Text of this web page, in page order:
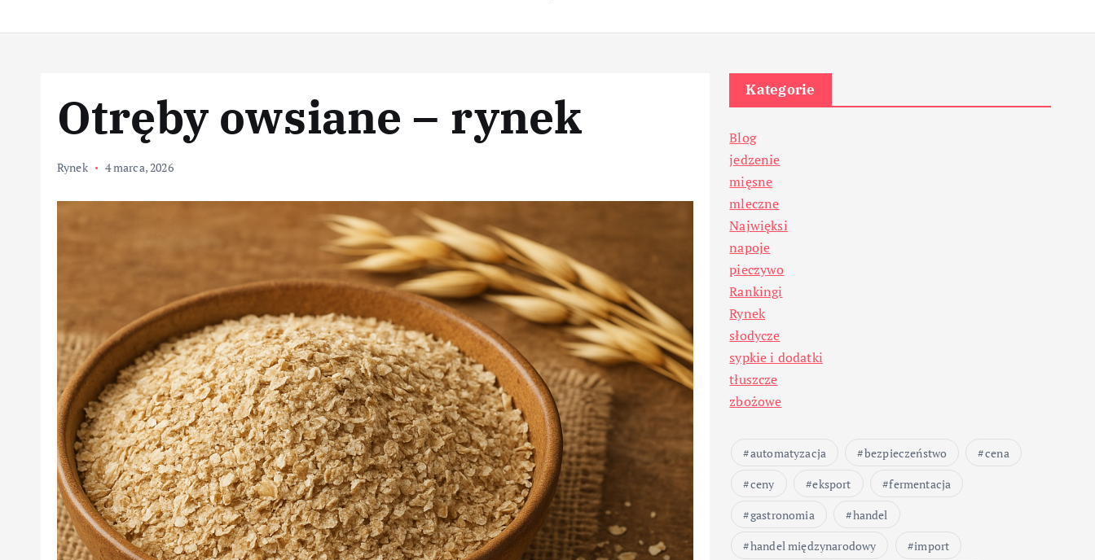
Otręby owsiane – rynek
Rynek 4 marca, 2026
Kategorie
Blog
jedzenie
mięsne
mleczne
Najwięksi
napoje
pieczywo
Rankingi
Rynek
słodycze
sypkie i dodatki
tłuszcze
zbożowe
automatyzacja bezpieczeństwo
cena
ceny
eksport
fermentacja
gastronomia
handel
handel międzynarodowy
import